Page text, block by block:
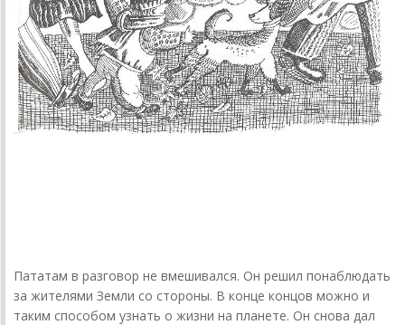
Пататам в разговор не вмешивался. Он решил понаблюдать
за жителями Земли со стороны. В конце концов можно и
таким способом узнать о жизни на планете. Он снова дал